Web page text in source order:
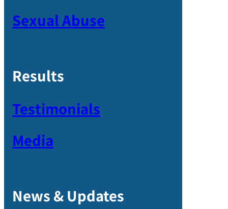
Sexual Abuse
Results
Testimonials
Media
News & Updates